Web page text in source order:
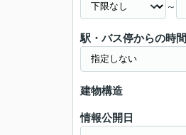
～
駅・バス停からの時間
建物構造
情報公開日